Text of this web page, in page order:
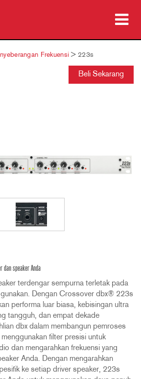
Frekuensi > 223s
Beli Sekarang
dan speaker Anda
terdengar sempurna terletak pada
Dengan Crossover dbx® 223s
performa luar biasa, kebisingan ultra
tangguh, dan empat dekade
dbx dalam membangun pemroses
filter presisi untuk
dan mengarahkan frekuensi yang
Anda. Dengan mengarahkan
ke setiap driver speaker, 223s